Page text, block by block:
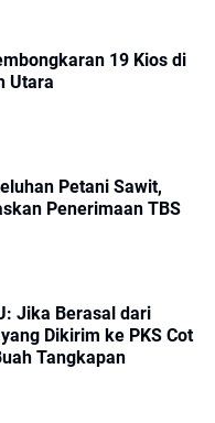
19 Kios di
Utara
Petani Sawit,
Penerimaan TBS
Jika Berasal dari
Dikirim ke PKS Cot
Tangkapan